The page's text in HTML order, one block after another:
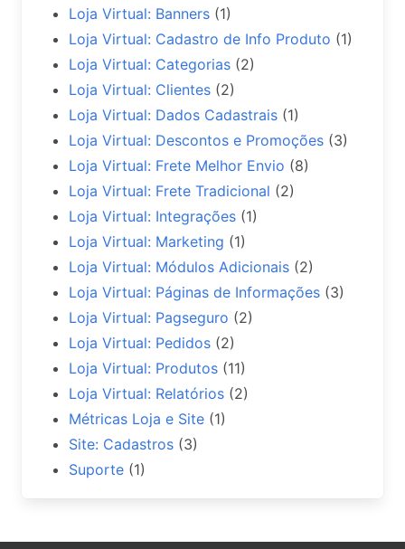
Loja Virtual: Banners (1)
Loja Virtual: Cadastro de Info Produto (1)
Loja Virtual: Categorias (2)
Loja Virtual: Clientes (2)
Loja Virtual: Dados Cadastrais (1)
Loja Virtual: Descontos e Promoções (3)
Loja Virtual: Frete Melhor Envio (8)
Loja Virtual: Frete Tradicional (2)
Loja Virtual: Integrações (1)
Loja Virtual: Marketing (1)
Loja Virtual: Módulos Adicionais (2)
Loja Virtual: Páginas de Informações (3)
Loja Virtual: Pagseguro (2)
Loja Virtual: Pedidos (2)
Loja Virtual: Produtos (11)
Loja Virtual: Relatórios (2)
Métricas Loja e Site (1)
Site: Cadastros (3)
Suporte (1)